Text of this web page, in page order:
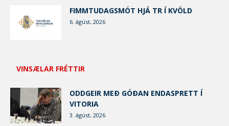
FIMMTUDAGSMÓT HJÁ TR Í KVÖLD
6. ágúst, 2026
VINSÆLAR FRÉTTIR
ODDGEIR MEÐ GÓÐAN ENDASPRETT Í
VITORIA
3. ágúst, 2026